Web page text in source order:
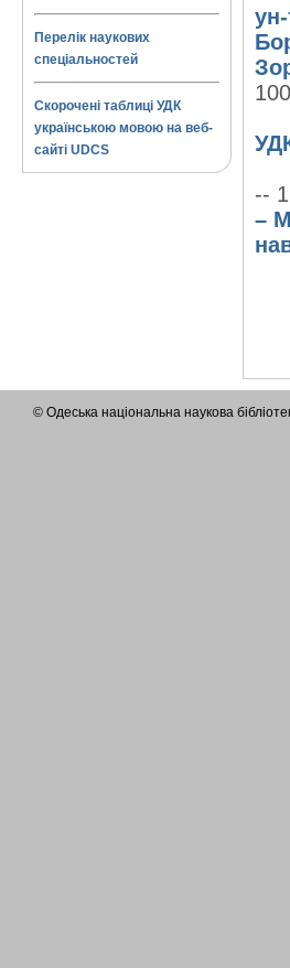
Перелік наукових
спеціальностей
Скорочені таблиці УДК
українською мовою на веб-
сайті UDCS
--
–
© Одеська національна наукова